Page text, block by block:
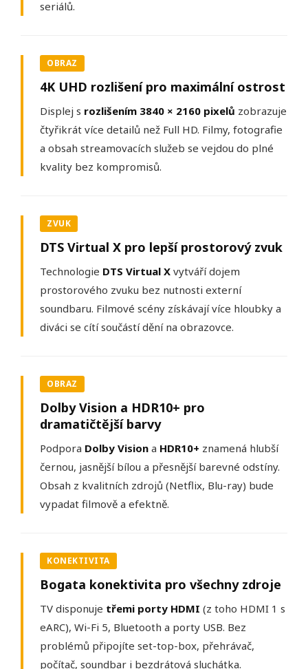
seriálů.
OBRAZ
4K UHD rozlišení pro maximální ostrost
Displej s rozlišením 3840 × 2160 pixelů zobrazuje
čtyřikrát více detailů než Full HD. Filmy, fotografie
a obsah streamovacích služeb se vejdou do plné
kvality bez kompromisů.
ZVUK
DTS Virtual X pro lepší prostorový zvuk
Technologie DTS Virtual X vytváří dojem
prostorového zvuku bez nutnosti externí
soundbaru. Filmové scény získávají více hloubky a
diváci se cítí součástí dění na obrazovce.
OBRAZ
Dolby Vision a HDR10+ pro
dramatičtější barvy
Podpora Dolby Vision a HDR10+ znamená hlubší
černou, jasnější bílou a přesnější barevné odstíny.
Obsah z kvalitních zdrojů (Netflix, Blu-ray) bude
vypadat filmově a efektně.
KONEKTIVITA
Bogata konektivita pro všechny zdroje
TV disponuje třemi porty HDMI (z toho HDMI 1 s
eARC), Wi-Fi 5, Bluetooth a porty USB. Bez
problémů připojíte set-top-box, přehrávač,
počítač, soundbar i bezdrátová sluchátka.